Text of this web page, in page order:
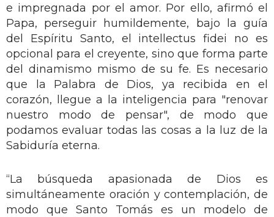
e impregnada por el amor. Por ello, afirmó el
Papa, perseguir humildemente, bajo la guía
del Espíritu Santo, el intellectus fidei no es
opcional para el creyente, sino que forma parte
del dinamismo mismo de su fe. Es necesario
que la Palabra de Dios, ya recibida en el
corazón, llegue a la inteligencia para "renovar
nuestro modo de pensar", de modo que
podamos evaluar todas las cosas a la luz de la
Sabiduría eterna.
“La búsqueda apasionada de Dios es
simultáneamente oración y contemplación, de
modo que Santo Tomás es un modelo de